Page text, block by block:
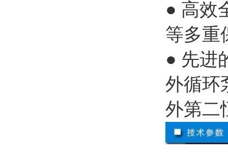
● 高效
等多重
● 先进
外循环
外第二